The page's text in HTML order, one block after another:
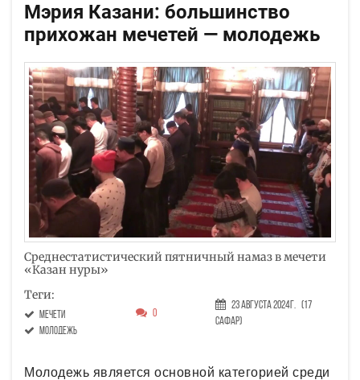
Мэрия Казани: большинство
прихожан мечетей — молодежь
Среднестатистический пятничный намаз в мечети
«Казан нуры»
Теги:
мечети
молодежь
0
23 Августа 2024г.
(17
Сафар)
Молодежь является основной категорией среди